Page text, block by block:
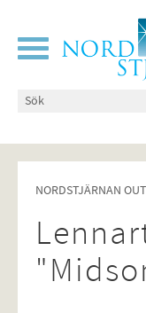
Meny
NORDSTJÄRNAN